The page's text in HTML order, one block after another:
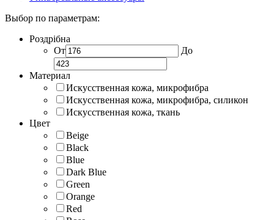
Выбор по параметрам:
Роздрібна
От
До
Материал
Искусственная кожа, микрофибра
Искусственная кожа, микрофибра, силикон
Искусственная кожа, ткань
Цвет
Beige
Black
Blue
Dark Blue
Green
Orange
Red